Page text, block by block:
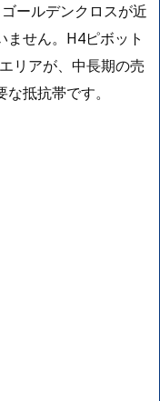
ールデンクロスが近
せん。H4ピボット
リアが、中長期の売
抵抗帯です。